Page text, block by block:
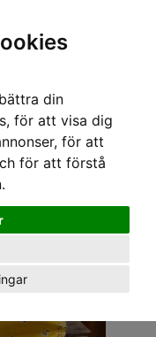
din
för att visa dig
för att
för att förstå
GUL